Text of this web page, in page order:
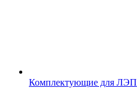
Комплектующие для ЛЭП